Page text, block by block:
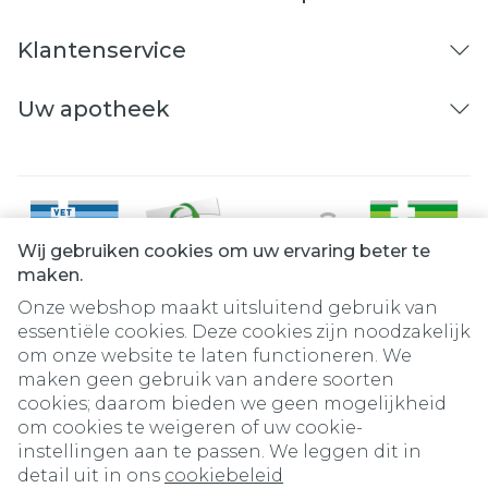
Wij gebruiken cookies om uw ervaring beter te
maken.
Onze webshop maakt uitsluitend gebruik van
essentiële cookies. Deze cookies zijn noodzakelijk
om onze website te laten functioneren. We
maken geen gebruik van andere soorten
cookies; daarom bieden we geen mogelijkheid
om cookies te weigeren of uw cookie-
instellingen aan te passen. We leggen dit in
detail uit in ons cookiebeleid
Klantenservice
Uw apotheek
Juridische links